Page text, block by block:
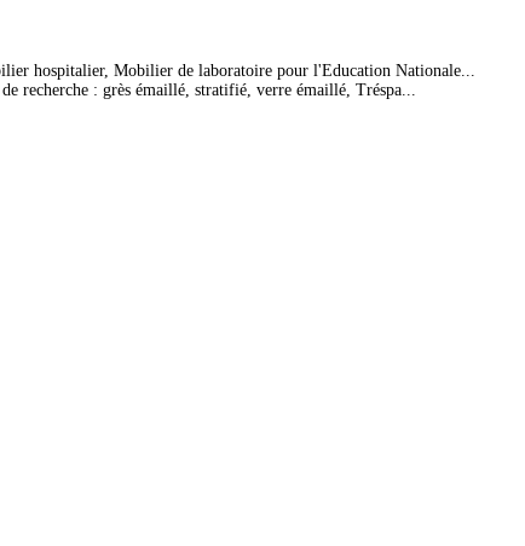
hospitalier, Mobilier de laboratoire pour l'Education Nationale...
recherche : grès émaillé, stratifié, verre émaillé, Tréspa...